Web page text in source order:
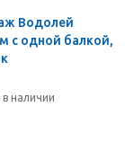
Водолей
с одной балкой,
в наличии